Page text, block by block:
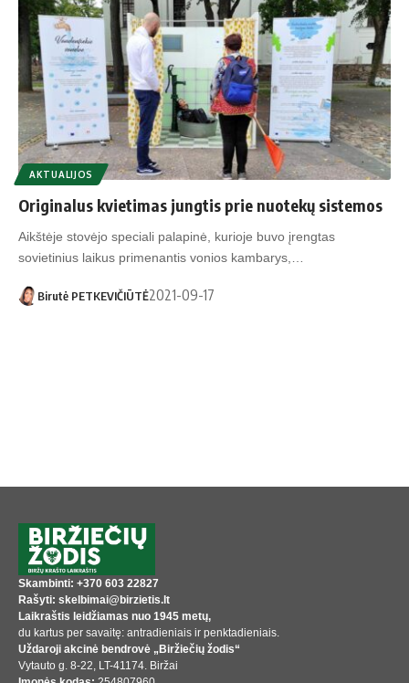
AKTUALIJOS
Originalus kvietimas jungtis prie nuotekų sistemos
Aikštėje stovėjo speciali palapinė, kurioje buvo įrengtas
sovietinius laikus primenantis vonios kambarys,…
Birutė PETKEVIČIŪTĖ2021-09-17
Skambinti: +370 603 22827
Rašyti: skelbimai@birzietis.lt
Laikraštis leidžiamas nuo 1945 metų,
du kartus per savaitę: antradieniais ir penktadieniais.
Uždaroji akcinė bendrovė „Biržiečių žodis“
Vytauto g. 8-22, LT-41174. Biržai